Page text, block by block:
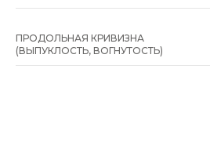
ПРОДОЛЬНАЯ КРИВИЗНА
(ВЫПУКЛОСТЬ, ВОГНУТОСТЬ)